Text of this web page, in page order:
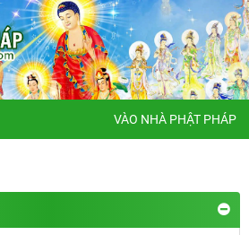
VÀO NHÀ PHẬT PHÁP